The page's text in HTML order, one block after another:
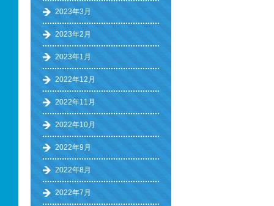
2023年3月
2023年2月
2023年1月
2022年12月
2022年11月
2022年10月
2022年9月
2022年8月
2022年7月